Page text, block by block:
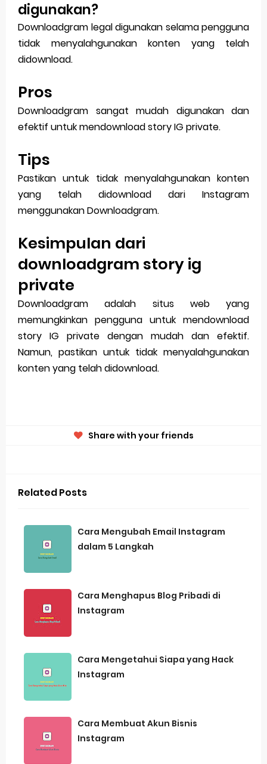
digunakan?
Downloadgram legal digunakan selama pengguna
tidak menyalahgunakan konten yang telah
didownload.
Pros
Downloadgram sangat mudah digunakan dan
efektif untuk mendownload story IG private.
Tips
Pastikan untuk tidak menyalahgunakan konten
yang telah didownload dari Instagram
menggunakan Downloadgram.
Kesimpulan dari
downloadgram story ig
private
Downloadgram adalah situs web yang
memungkinkan pengguna untuk mendownload
story IG private dengan mudah dan efektif.
Namun, pastikan untuk tidak menyalahgunakan
konten yang telah didownload.
Share with your friends
Related Posts
Cara Mengubah Email Instagram
dalam 5 Langkah
Cara Menghapus Blog Pribadi di
Instagram
Cara Mengetahui Siapa yang Hack
Instagram
Cara Membuat Akun Bisnis
Instagram